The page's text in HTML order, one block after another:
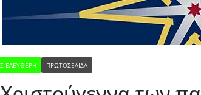
ΕΛΕΎΘΕΡΗ ΠΡΩΤΟΣΕΛΙΔΑ